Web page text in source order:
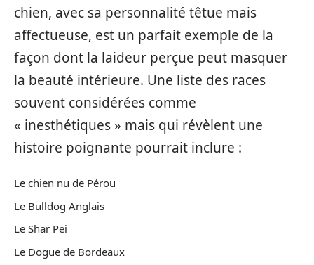
chien, avec sa personnalité têtue mais
affectueuse, est un parfait exemple de la
façon dont la laideur perçue peut masquer
la beauté intérieure. Une liste des races
souvent considérées comme
« inesthétiques » mais qui révèlent une
histoire poignante pourrait inclure :
Le chien nu de Pérou
Le Bulldog Anglais
Le Shar Pei
Le Dogue de Bordeaux